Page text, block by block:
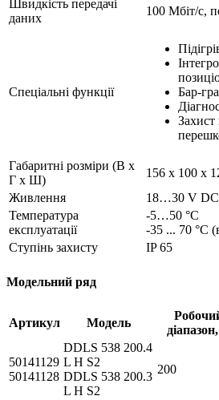
Швидкість передачі
даних
100 Мбіт/с,
Спеціальні функції
Бар-
Захист
Габаритні розміри (В х
Г х Ш)
156 х 100 х
Живлення
18…30 V DC
Температура
експлуатації
-5…50 °C
-35 ... 70 °C
Ступінь захисту
IP 65
Модельний ряд
Артикул Модель
50141129
50141128
DDLS 538 200.4
L H S2
DDLS 538 200.3
L H S2
200